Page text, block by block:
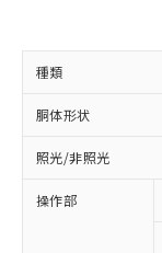
種類
胴体形状
照光/非照光
操作部